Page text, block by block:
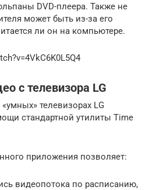
DVD-плеера. Также не
может быть из-за его
ли он на компьютере.
с телевизора LG
телевизорах LG
стандартной утилиты Time
приложения позволяет:
видеопотока по расписанию,